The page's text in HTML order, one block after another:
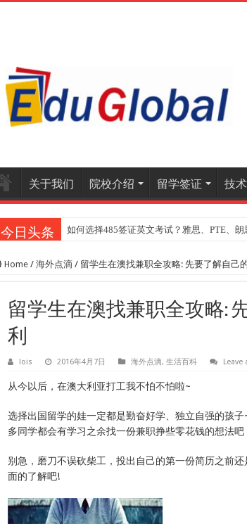
关于我们 院校介绍 留学签证 技
今日头条 如何选择485签证英文考试？雅思、PTE、朗
Home / 海外点滴 / 留学生在澳找兼职全攻略: 先要了解自己
留学生在澳找兼职全攻略:
利
lois 2016年4月7日 海外点滴, 生活百科
从今以后，在澳大利亚打工我不怕不怕啦~
选择出国留学的娃一定都是勤奋好学、独立自强的孩
多同学都会有学习之余找一份兼职挣些零花钱的想法吧
别急，磨刀不误砍柴工，投出自己的第一份简历之前
面的了解吧!